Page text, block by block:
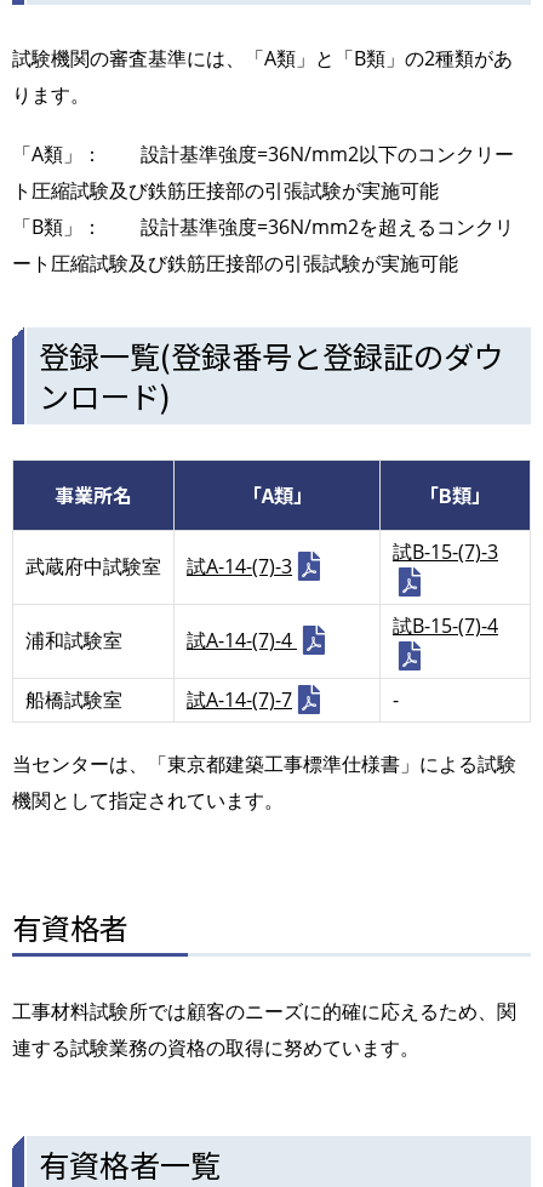
試験機関の審査基準には、「A類」と「B類」の2種類があ
ります。
「A類」： 設計基準強度=36N/mm2以下のコンクリー
ト圧縮試験及び鉄筋圧接部の引張試験が実施可能
「B類」： 設計基準強度=36N/mm2を超えるコンクリ
ート圧縮試験及び鉄筋圧接部の引張試験が実施可能
登録一覧(登録番号と登録証のダウ
ンロード)
事業所名 「A類」 「B類」
武蔵府中試験室 試A-14-(7)-3
試B-15-(7)-3
浦和試験室 試A-14-(7)-4
試B-15-(7)-4
船橋試験室 試A-14-(7)-7 -
当センターは、「東京都建築工事標準仕様書」による試験
機関として指定されています。
有資格者
工事材料試験所では顧客のニーズに的確に応えるため、関
連する試験業務の資格の取得に努めています。
有資格者一覧